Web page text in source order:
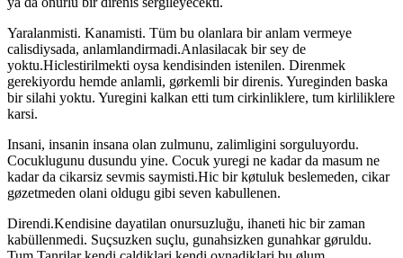
Yaralanmisti. Kanamisti. Tüm bu olanlara bir anlam vermeye
calisdiysada, anlamlandirmadi.Anlasilacak bir sey de
yoktu.Hiclestirilmekti oysa kendisinden istenilen. Direnmek
gerekiyordu hemde anlamli, gørkemli bir direnis. Yureginden baska
bir silahi yoktu. Yuregini kalkan etti tum cirkinliklere, tum kirliliklere
karsi.
Insani, insanin insana olan zulmunu, zalimligini sorguluyordu.
Cocuklugunu dusundu yine. Cocuk yuregi ne kadar da masum ne
kadar da cikarsiz sevmis saymisti.Hic bir køtuluk beslemeden, cikar
gøzetmeden olani oldugu gibi seven kabullenen.
Direndi.Kendisine dayatilan onursuzluğu, ihaneti hic bir zaman
kabüllenmedi. Suçsuzken suçlu, gunahsizken gunahkar gøruldu.